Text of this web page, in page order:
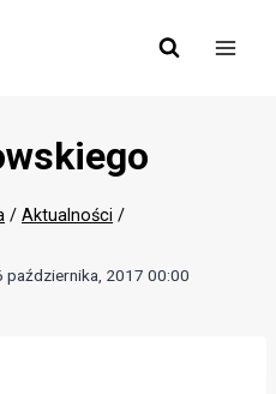
/ Aktualności /
października, 2017 00:00